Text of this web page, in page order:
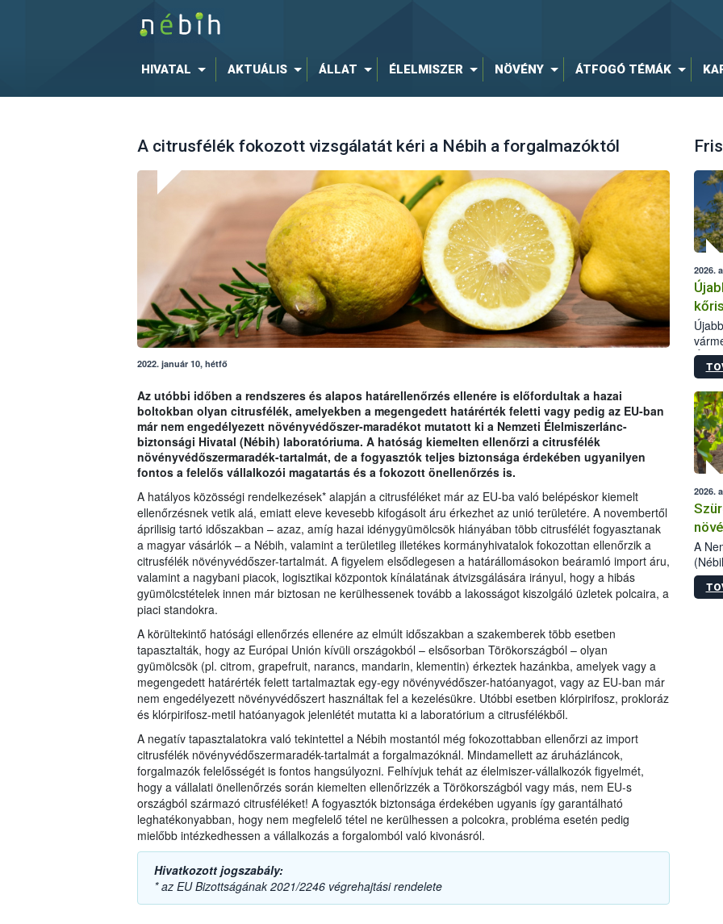
HIVATAL AKTUÁLIS ÁLLAT ÉLELMISZER NÖVÉNY ÁTFOGÓ TÉMÁK
A citrusfélék fokozott vizsgálatát kéri a Nébih a forgalmazóktól
2022. január 10, hétfő
Az utóbbi időben a rendszeres és alapos határellenőrzés ellenére is előfordultak a hazai
boltokban olyan citrusfélék, amelyekben a megengedett határérték feletti vagy pedig az EU-ban
már nem engedélyezett növényvédőszer-maradékot mutatott ki a Nemzeti Élelmiszerlánc-
biztonsági Hivatal (Nébih) laboratóriuma. A hatóság kiemelten ellenőrzi a citrusfélék
növényvédőszermaradék-tartalmát, de a fogyasztók teljes biztonsága érdekében ugyanilyen
fontos a felelős vállalkozói magatartás és a fokozott önellenőrzés is.
A hatályos közösségi rendelkezések* alapján a citrusféléket már az EU-ba való belépéskor kiemelt
ellenőrzésnek vetik alá, emiatt eleve kevesebb kifogásolt áru érkezhet az unió területére. A novembertől
áprilisig tartó időszakban – azaz, amíg hazai idénygyümölcsök hiányában több citrusfélét fogyasztanak
a magyar vásárlók – a Nébih, valamint a területileg illetékes kormányhivatalok fokozottan ellenőrzik a
citrusfélék növényvédőszer-tartalmát. A figyelem elsődlegesen a határállomásokon beáramló import áru,
valamint a nagybani piacok, logisztikai központok kínálatának átvizsgálására irányul, hogy a hibás
gyümölcstételek innen már biztosan ne kerülhessenek tovább a lakosságot kiszolgáló üzletek polcaira, a
piaci standokra.
A körültekintő hatósági ellenőrzés ellenére az elmúlt időszakban a szakemberek több esetben
tapasztalták, hogy az Európai Unión kívüli országokból – elsősorban Törökországból – olyan
gyümölcsök (pl. citrom, grapefruit, narancs, mandarin, klementin) érkeztek hazánkba, amelyek vagy a
megengedett határérték felett tartalmaztak egy-egy növényvédőszer-hatóanyagot, vagy az EU-ban már
nem engedélyezett növényvédőszert használtak fel a kezelésükre. Utóbbi esetben klórpirifosz, prokloráz
és klórpirifosz-metil hatóanyagok jelenlétét mutatta ki a laboratórium a citrusfélékből.
A negatív tapasztalatokra való tekintettel a Nébih mostantól még fokozottabban ellenőrzi az import
citrusfélék növényvédőszermaradék-tartalmát a forgalmazóknál. Mindamellett az áruházláncok,
forgalmazók felelősségét is fontos hangsúlyozni. Felhívjuk tehát az élelmiszer-vállalkozók figyelmét,
hogy a vállalati önellenőrzés során kiemelten ellenőrizzék a Törökországból vagy más, nem EU-s
országból származó citrusféléket! A fogyasztók biztonsága érdekében ugyanis így garantálható
leghatékonyabban, hogy nem megfelelő tétel ne kerülhessen a polcokra, probléma esetén pedig
mielőbb intézkedhessen a vállalkozás a forgalomból való kivonásról.
Hivatkozott jogszabály:
* az EU Bizottságának 2021/2246 végrehajtási rendelete
2026.
2026.
A